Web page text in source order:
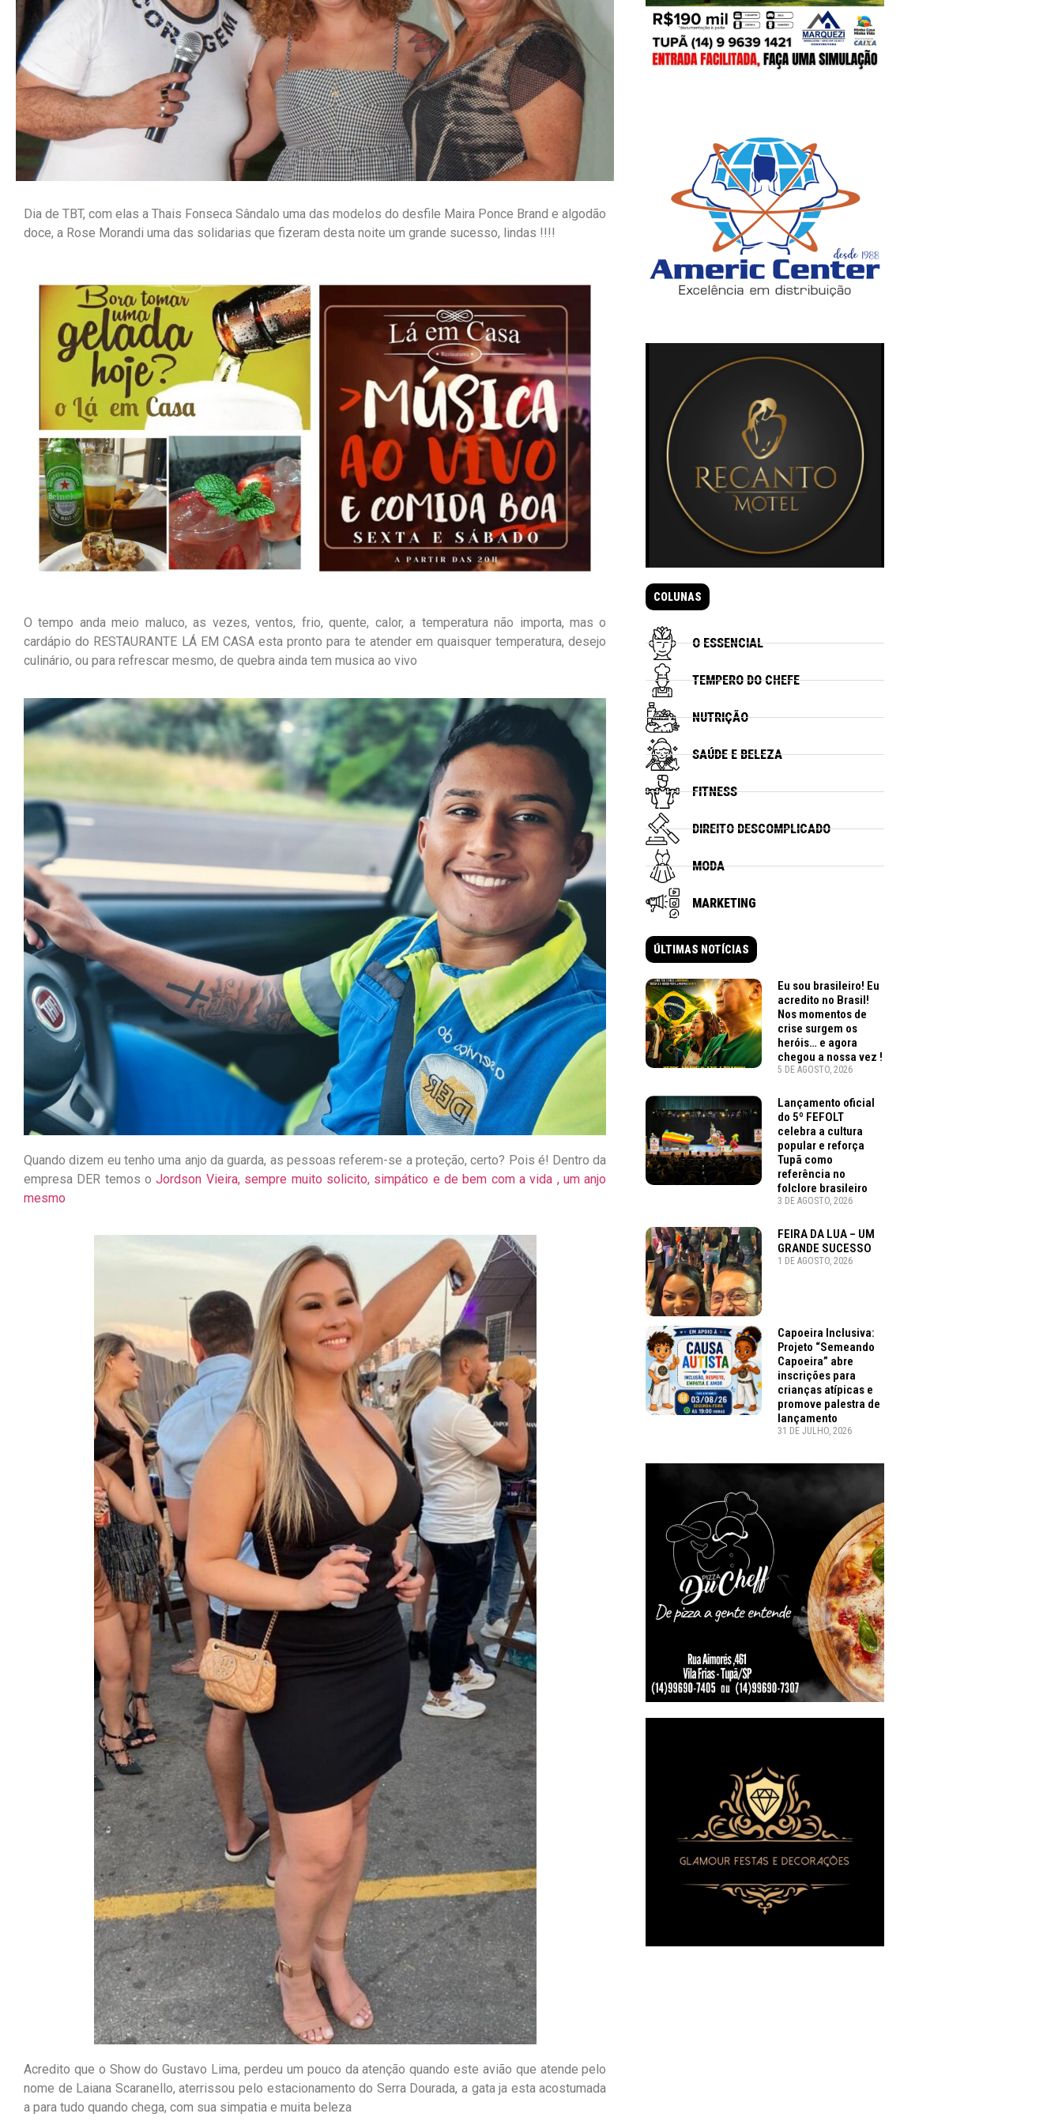
Dia de TBT, com elas a Thais Fonseca Sândalo uma das modelos do desfile Maira Ponce Brand e algodão
doce, a Rose Morandi uma das solidarias que fizeram desta noite um grande sucesso, lindas !!!!
O tempo anda meio maluco, as vezes, ventos, frio, quente, calor, a temperatura não importa, mas o
cardápio do RESTAURANTE LÁ EM CASA esta pronto para te atender em quaisquer temperatura, desejo
culinário, ou para refrescar mesmo, de quebra ainda tem musica ao vivo
Quando dizem eu tenho uma anjo da guarda, as pessoas referem-se a proteção, certo? Pois é! Dentro da
empresa DER temos oJordson Vieira, sempre muito solicito, simpático e de bem com a vida , um anjo
mesmo
Acredito que o Show do Gustavo Lima, perdeu um pouco da atenção quando este avião que atende pelo
nome de Laiana Scaranello, aterrissou pelo estacionamento do Serra Dourada, a gata ja esta acostumada
a para tudo quando chega, com sua simpatia e muita beleza
COLUNAS
O ESSENCIAL
TEMPERO DO CHEFE
NUTRIÇÃO
SAÚDE E BELEZA
FITNESS
DIREITO DESCOMPLICADO
MODA
MARKETING
ÚLTIMAS NOTÍCIAS
Eu sou brasileiro! Eu
acredito no Brasil!
Nos momentos de
crise surgem os
heróis… e agora
chegou a nossa vez !
5 DE AGOSTO, 2026
Lançamento oficial
do 5º FEFOLT
celebra a cultura
popular e reforça
Tupã como
referência no
folclore brasileiro
3 DE AGOSTO, 2026
FEIRA DA LUA – UM
GRANDE SUCESSO
1 DE AGOSTO, 2026
Capoeira Inclusiva:
Projeto “Semeando
Capoeira” abre
inscrições para
crianças atípicas e
promove palestra de
lançamento
31 DE JULHO, 2026